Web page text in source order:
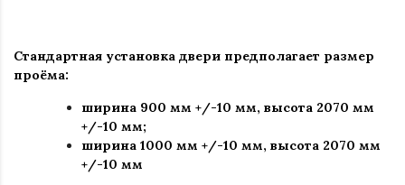
Стандартная установка двери предполагает размер
проёма:
ширина 900 мм +/-10 мм, высота 2070 мм
+/-10 мм;
ширина 1000 мм +/-10 мм, высота 2070 мм
+/-10 мм